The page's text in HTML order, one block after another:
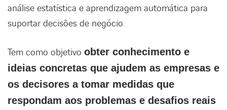
BLOG
LINKEDININSTAGRAMYOUTUBE
análise estatística e aprendizagem automática para
suportar decisões de negócio.
Tem como objetivo obter conhecimento e
ideias concretas que ajudem as empresas e
os decisores a tomar medidas que
respondam aos problemas e desafios reais